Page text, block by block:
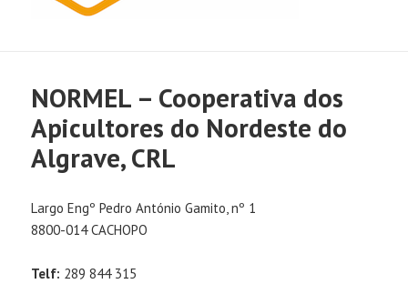
NORMEL – Cooperativa dos
Apicultores do Nordeste do
Algrave, CRL
Largo Engº Pedro António Gamito, nº 1
8800-014 CACHOPO
Telf: 289 844 315